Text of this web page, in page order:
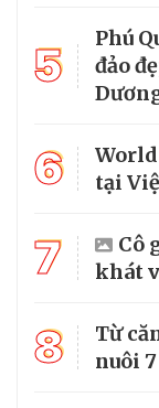
5
Phú
đảo
6
World
tại
7
Cô
khát
8
Từ
nuôi